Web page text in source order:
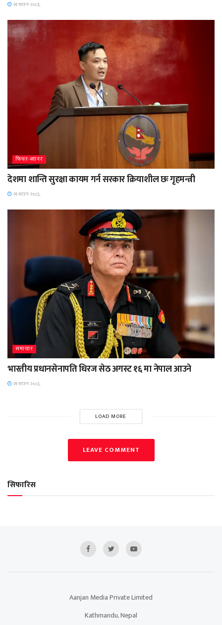
२१ साउन २०८३,
फिचर-ब्यानर
देशमा शान्ति सुरक्षा कायम गर्न सरकार क्रियाशील छः गृहमन्त्री
२१ साउन २०८३,
समाचार
भारतीय प्रधानसेनापति धिरज सेठ अगस्ट १६ मा नेपाल आउने
२१ साउन २०८३,
LOAD MORE
LEAVE COMMENT
सिफारिस
Aanjan Media Private Limited
Kathmandu, Nepal